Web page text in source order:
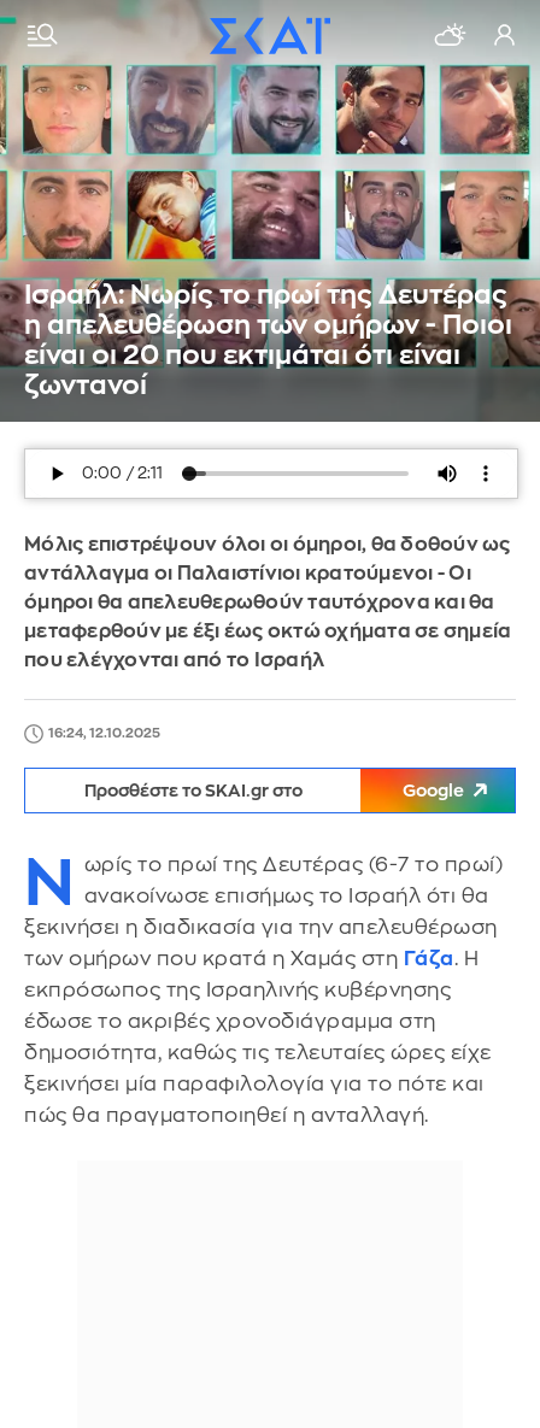
Ισραήλ: Νωρίς το πρωί της Δευτέρας
η απελευθέρωση των ομήρων - Ποιοι
είναι οι 20 που εκτιμάται ότι είναι
ζωντανοί
Μόλις επιστρέψουν όλοι οι όμηροι, θα δοθούν ως
αντάλλαγμα οι Παλαιστίνιοι κρατούμενοι - Οι
όμηροι θα απελευθερωθούν ταυτόχρονα και θα
μεταφερθούν με έξι έως οκτώ οχήματα σε σημεία
που ελέγχονται από το Ισραήλ
16:24, 12.10.2025
Προσθέστε το SKAI.gr στο Google
Ν
ωρίς το πρωί της Δευτέρας (6-7 το πρωί)
ανακοίνωσε επισήμως το Ισραήλ ότι θα
ξεκινήσει η διαδικασία για την απελευθέρωση
των ομήρων που κρατά η Χαμάς στη Γάζα. Η
εκπρόσωπος της Ισραηλινής κυβέρνησης
έδωσε το ακριβές χρονοδιάγραμμα στη
δημοσιότητα, καθώς τις τελευταίες ώρες είχε
ξεκινήσει μία παραφιλολογία για το πότε και
πώς θα πραγματοποιηθεί η ανταλλαγή.